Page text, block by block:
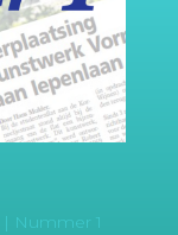
| Nummer 1